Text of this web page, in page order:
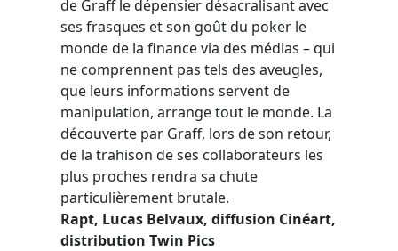
de Graff le dépensier désacralisant avec
ses frasques et son goût du poker le
monde de la finance via des médias – qui
ne comprennent pas tels des aveugles,
que leurs informations servent de
manipulation, arrange tout le monde. La
découverte par Graff, lors de son retour,
de la trahison de ses collaborateurs les
plus proches rendra sa chute
particulièrement brutale.
Rapt, Lucas Belvaux, diffusion Cinéart,
distribution Twin Pics